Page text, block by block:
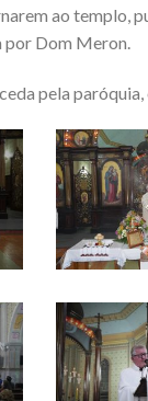
ao templo,
por Dom Meron.
pela